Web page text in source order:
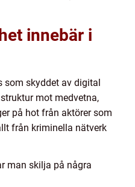
innebär i
som skyddet av digital
mot medvetna,
på hot från aktörer som
från kriminella nätverk
man skilja på några